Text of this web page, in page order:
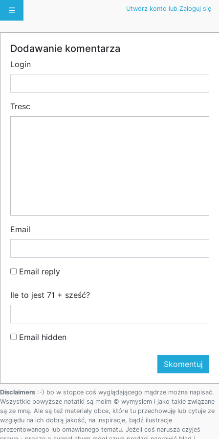
☰ Utwórz konto lub Zaloguj się
Dodawanie komentarza
Login
Tresc
Email
Email reply
Ile to jest 71 + sześć?
Email hidden
Disclaimers :-) bo w stopce coś wyglądającego mądrze można napisać.
Wszystkie powyższe notatki są moim © wymysłem i jako takie związane
są ze mną. Ale są też materiały obce, które tu przechowuję lub cytuje ze
względu na ich dobrą jakość, na inspiracje, bądź ilustracje
prezentowanego lub omawianego tematu. Jeżeli coś narusza czyjeś